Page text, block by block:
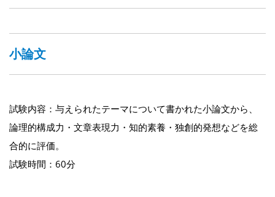
小論文
試験内容：与えられたテーマについて書かれた小論文から、
論理的構成力・文章表現力・知的素養・独創的発想などを総
合的に評価。
試験時間：60分